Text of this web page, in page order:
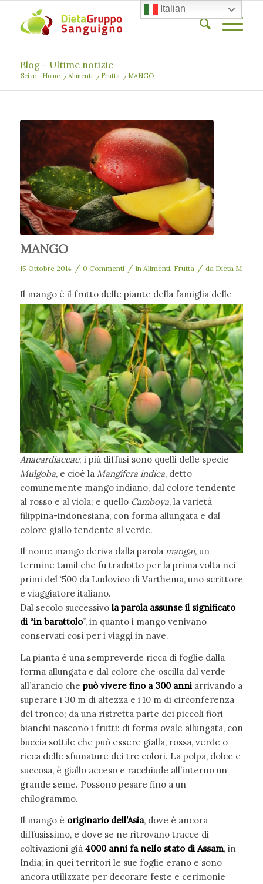
Blog - Ultime notizie
Sei in: Home / Alimenti / Frutta / MANGO
MANGO
15 Ottobre 2014 / 0 Commenti / in Alimenti, Frutta / da Dieta M
Il mango è il frutto delle piante della famiglia delle
Anacardiaceae; i più diffusi sono quelli delle specie
Mulgoba, e cioè la Mangifera indica, detto
comunemente mango indiano, dal colore tendente
al rosso e al viola; e quello Camboya, la varietà
filippina-indonesiana, con forma allungata e dal
colore giallo tendente al verde.
Il nome mango deriva dalla parola mangai, un
termine tamil che fu tradotto per la prima volta nei
primi del ‘500 da Ludovico di Varthema, uno scrittore
e viaggiatore italiano.
Dal secolo successivo la parola assunse il significato
di “in barattolo”, in quanto i mango venivano
conservati così per i viaggi in nave.
La pianta è una sempreverde ricca di foglie dalla
forma allungata e dal colore che oscilla dal verde
all’arancio che può vivere fino a 300 anniarrivando a
superare i 30 m di altezza e i 10 m di circonferenza
del tronco; da una ristretta parte dei piccoli fiori
bianchi nascono i frutti: di forma ovale allungata, con
buccia sottile che può essere gialla, rossa, verde o
ricca delle sfumature dei tre colori. La polpa, dolce e
succosa, è giallo acceso e racchiude all’interno un
grande seme. Possono pesare fino a un
chilogrammo.
Il mango è originario dell’Asia, dove è ancora
diffusissimo, e dove se ne ritrovano tracce di
coltivazioni già 4000 anni fa nello stato di Assam, in
India; in quei territori le sue foglie erano e sono
ancora utilizzate per decorare feste e cerimonie
Italian